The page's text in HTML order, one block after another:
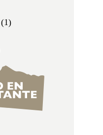
(1)